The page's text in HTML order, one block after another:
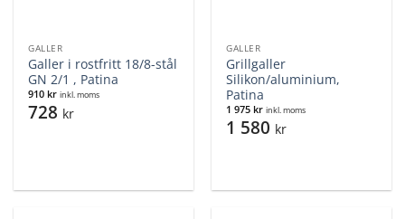
GALLER
Galler i rostfritt 18/8-stål
GN 2/1 , Patina
910 kr inkl. moms
728 kr
GALLER
Grillgaller
Silikon/aluminium,
Patina
1 975 kr inkl. moms
1 580 kr